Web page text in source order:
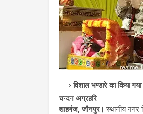
विशाल भण्डारे का किया
चन्दन अग्रहरि
शाहगंज, जौनपुर।स्थानीय नगर